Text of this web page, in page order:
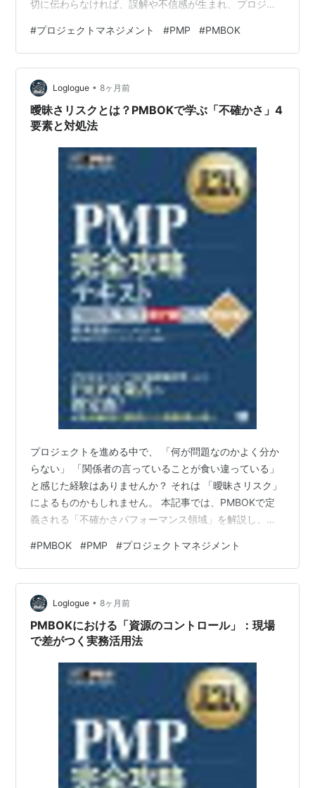
切に伝わらなければ、誤解や不信感が生まれ、プロジェ
ルダーエンゲージメント計画書とコミュニケーション・
マネジメント計画書です。両者は「人をどう巻き込む
か」と「情報をどう伝えるか」を体系的に整理する文書
であり、プロジェクトを円滑に進めるための両輪とも言
えます。似ているようでいて、目的も対象も異なるた
め、混同するとプロジェクトの混乱を招きかねません。
#プロジェクトマネジメント #PMP #PMBOK
Loglogue • 8ヶ月前
曖昧さリスクとは？PMBOKで学ぶ「不確かさ」4
要素と対処法
プロジェクトを進める中で、 「何が問題なのかよく分か
らない」 「関係者の言っていることが食い違っている」
と感じた経験はありませんか？ それは 「曖昧さリスク」
によるものかもしれません。 本記事では、PMBOKで定
義される「不確かさパフォーマンス領域」を解説し、特
（変動性・複雑さ・リスク）との違いや、プロジェクト
マネージャーが取るべき具体的な対処法も紹介します。
────────────────────────────────────
────────────────────────────────不確
かさパフォーマンス領域とは？ PMBOK第7…
#PMBOK #PMP #プロジェクトマネジメント
Loglogue • 8ヶ月前
PMBOKにおける「資源のコントロール」：現場
で差がつく実務活用法